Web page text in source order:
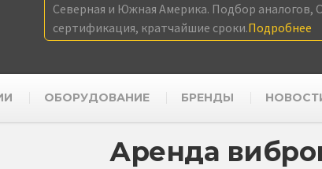
Северная и Южная Америка. Подбор аналогов,
сертификация, кратчайшие сроки.Подробнее
ОБОРУДОВАНИЕ БРЕНДЫ
Аренда